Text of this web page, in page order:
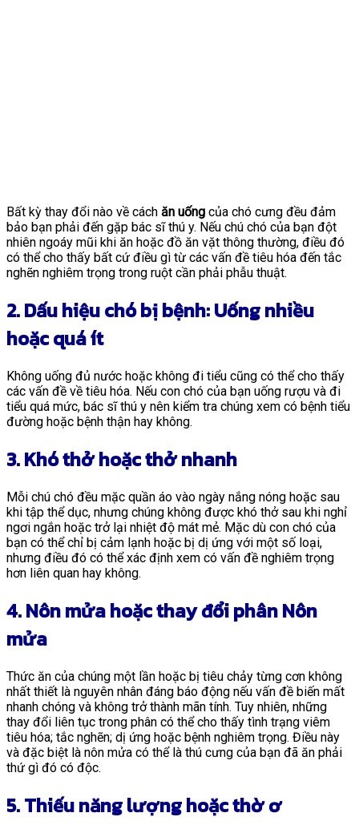
Bất kỳ thay đổi nào về cách ăn uống của chó cưng đều đảm
bảo bạn phải đến gặp bác sĩ thú y. Nếu chú chó của bạn đột
nhiên ngoáy mũi khi ăn hoặc đồ ăn vặt thông thường, điều đó
có thể cho thấy bất cứ điều gì từ các vấn đề tiêu hóa đến tắc
nghẽn nghiêm trọng trong ruột cần phải phẫu thuật.
2. Dấu hiệu chó bị bệnh: Uống nhiều
hoặc quá ít
Không uống đủ nước hoặc không đi tiểu cũng có thể cho thấy
các vấn đề về tiêu hóa. Nếu con chó của bạn uống rượu và đi
tiểu quá mức, bác sĩ thú y nên kiểm tra chúng xem có bệnh tiểu
đường hoặc bệnh thận hay không.
3. Khó thở hoặc thở nhanh
Mỗi chú chó đều mặc quần áo vào ngày nắng nóng hoặc sau
khi tập thể dục, nhưng chúng không được khó thở sau khi nghỉ
ngơi ngắn hoặc trở lại nhiệt độ mát mẻ. Mặc dù con chó của
bạn có thể chỉ bị cảm lạnh hoặc bị dị ứng với một số loại,
nhưng điều đó có thể xác định xem có vấn đề nghiêm trọng
hơn liên quan hay không.
4. Nôn mửa hoặc thay đổi phân Nôn
mửa
Thức ăn của chúng một lần hoặc bị tiêu chảy từng cơn không
nhất thiết là nguyên nhân đáng báo động nếu vấn đề biến mất
nhanh chóng và không trở thành mãn tính. Tuy nhiên, những
thay đổi liên tục trong phân có thể cho thấy tình trạng viêm
tiêu hóa; tắc nghẽn; dị ứng hoặc bệnh nghiêm trọng. Điều này
và đặc biệt là nôn mửa có thể là thú cưng của bạn đã ăn phải
thứ gì đó có độc.
5. Thiếu năng lượng hoặc thờ ơ